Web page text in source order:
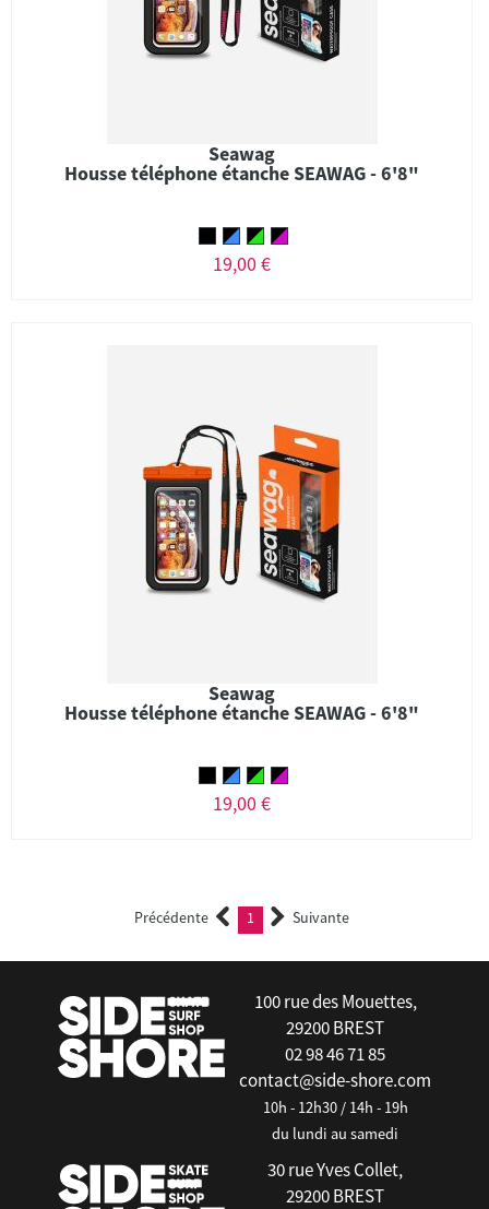
Seawag
Housse téléphone étanche SEAWAG - 6'8"
19,00 €
Seawag
Housse téléphone étanche SEAWAG - 6'8"
19,00 €
Précédente 1 (current)Suivante
100 rue des Mouettes,
29200 BREST
02 98 46 71 85
contact@side-shore.com
10h - 12h30 / 14h - 19h
du lundi au samedi
30 rue Yves Collet,
29200 BREST